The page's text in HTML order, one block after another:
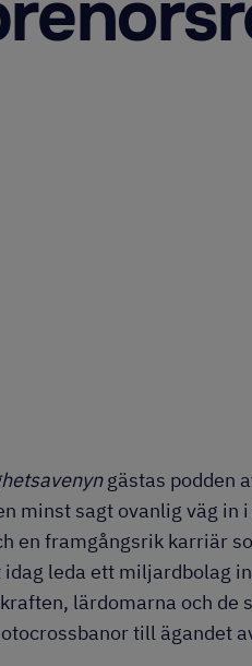
gästas podden
minst sagt ovanlig väg in
en framgångsrik karriär
leda ett miljardbolag
lärdomarna och de
till ägandet